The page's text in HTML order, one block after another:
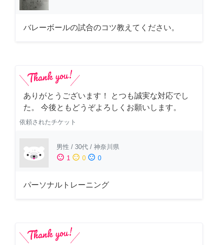
バレーボールの試合のコツ教えてください。
ありがとうございます！ とつも誠実な対応でし
た。 今後ともどうぞよろしくお願いします。
依頼されたチケット
男性 / 30代 / 神奈川県
sentiment_satisfied 1 sentiment_neutral 0 sentiment_dissatisfied 0
パーソナルトレーニング